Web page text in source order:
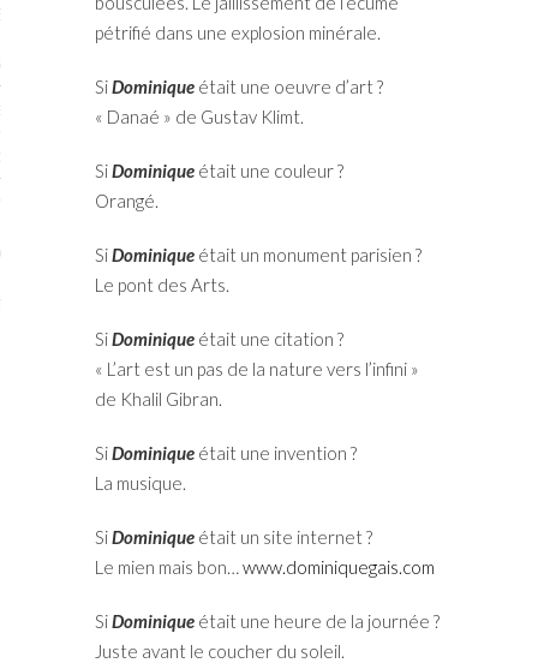
DON
pétrifié dans une explosion minérale.
SiDominique était une oeuvre d’art ?
« Danaé » de Gustav Klimt.
SiDominique était une couleur ?
Orangé.
SiDominique était un monument parisien ?
Le pont des Arts.
SiDominique était une citation ?
« L’art est un pas de la nature vers l’infini »
de Khalil Gibran.
SiDominique était une invention ?
La musique.
SiDominique était un site internet ?
Le mien mais bon…www.dominiquegais.com
SiDominique était une heure de la journée ?
Juste avant le coucher du soleil.